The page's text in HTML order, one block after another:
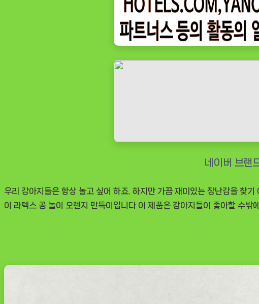
난
감
삑
삑
이
지
만
우리 강아지들은 항상 놀고 싶어 하죠. 하지만 가끔 재미있는 장난감을 찾
이 라텍스 공 놀이 오렌지 만득이 입니다 이 제품은 강아지들이 좋아할 수밖